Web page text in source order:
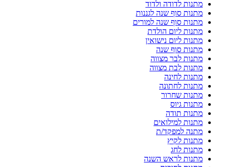
מתנות לדודה ולדוד
מתנות סוף שנה לגננות
מתנות סוף שנה למורים
מתנות ליום הולדת
מתנות ליום נישואין
מתנות סוף שנה
מתנות לבר מצווה
מתנות לבת מצווה
מתנות לחינה
מתנות לחתונה
מתנות שחרור
מתנות גיוס
מתנות תודה
מתנות למילואים
מתנה למפקד/ת
מתנות לקיץ
מתנות לחג
מתנות לראש השנה